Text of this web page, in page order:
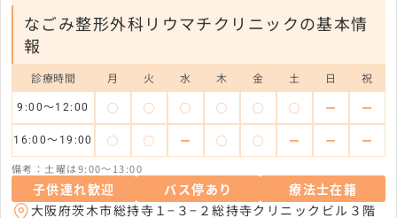
なごみ整形外科リウマチクリニックの基本情
報
診療時間 月 火 水 木 金 土 日 祝
9:00～12:00 ◯ ◯ ◯ ◯ ◯ ◯ ー ー
16:00～19:00 ◯ ◯ ー ◯ ◯ ー ー ー
備考：土曜は9:00～13:00
子供連れ歓迎 バス停あり
療法士在籍
大阪府茨木市総持寺１−３−２総持寺クリニックビル３階